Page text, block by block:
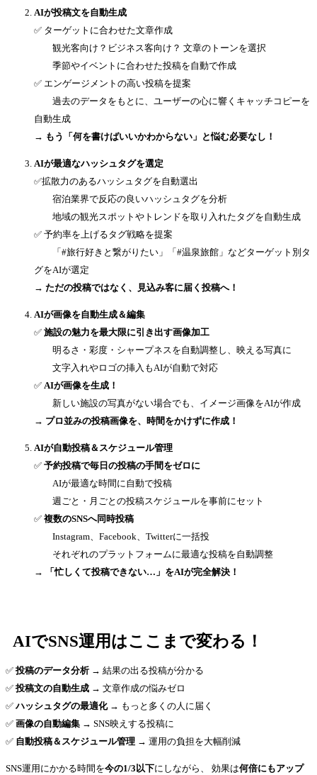
AIが投稿文を自動生成
✅ ターゲットに合わせた文章作成
観光客向け？ビジネス客向け？ 文章のトーンを選択
季節やイベントに合わせた投稿を自動で作成
✅ エンゲージメントの高い投稿を提案
過去のデータをもとに、ユーザーの心に響くキャッチコピーを
自動生成
→ もう「何を書けばいいかわからない」と悩む必要なし！
AIが最適なハッシュタグを選定
✅拡散力のあるハッシュタグを自動選出
宿泊業界で反応の良いハッシュタグを分析
地域の観光スポットやトレンドを取り入れたタグを自動生成
✅ 予約率を上げるタグ戦略を提案
「#旅行好きと繋がりたい」「#温泉旅館」などターゲット別タ
グをAIが選定
→ ただの投稿ではなく、見込み客に届く投稿へ！
AIが画像を自動生成＆編集
✅ 施設の魅力を最大限に引き出す画像加工
明るさ・彩度・シャープネスを自動調整し、映える写真に
文字入れやロゴの挿入もAIが自動で対応
✅ AIが画像を生成！
新しい施設の写真がない場合でも、イメージ画像をAIが作成
→ プロ並みの投稿画像を、時間をかけずに作成！
AIが自動投稿＆スケジュール管理
✅ 予約投稿で毎日の投稿の手間をゼロに
AIが最適な時間に自動で投稿
週ごと・月ごとの投稿スケジュールを事前にセット
✅ 複数のSNSへ同時投稿
Instagram、Facebook、Twitterに一括投
それぞれのプラットフォームに最適な投稿を自動調整
→ 「忙しくて投稿できない…」をAIが完全解決！
AIでSNS運用はここまで変わる！
✅ 投稿のデータ分析 → 結果の出る投稿が分かる
✅ 投稿文の自動生成 → 文章作成の悩みゼロ
✅ ハッシュタグの最適化→ もっと多くの人に届く
✅ 画像の自動編集 → SNS映えする投稿に
✅ 自動投稿＆スケジュール管理 → 運用の負担を大幅削減
SNS運用にかかる時間を今の1/3以下にしながら、 効果は何倍にもアップ